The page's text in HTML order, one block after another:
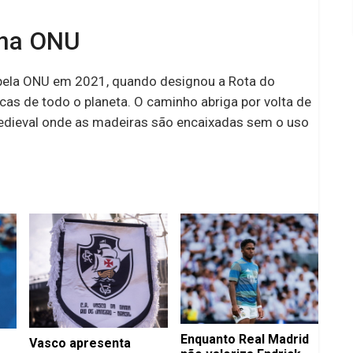
ONU
ONU em 2021, quando designou a Rota do
de todo o planeta. O caminho abriga por volta de
onde as madeiras são encaixadas sem o uso
Vasco apresenta
Enquanto Real Madrid